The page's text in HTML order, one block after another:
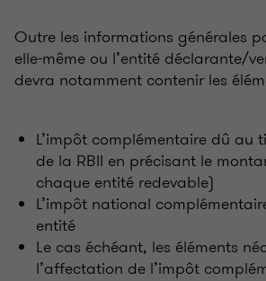
Outre les informations générales
elle-même ou l’entité déclarante/
devra notamment contenir les
L’impôt complémentaire dû au
de la RBII en précisant le
chaque entité redevable)
L’impôt national
entité
Le cas échéant, les éléments
l’affectation de l’impôt